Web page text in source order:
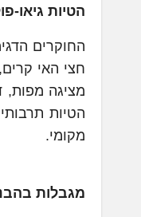
הטיות גיאו-
החוקרים
חצי האי
מציגה מפות,
הטיות
מקומי.
מגבלות